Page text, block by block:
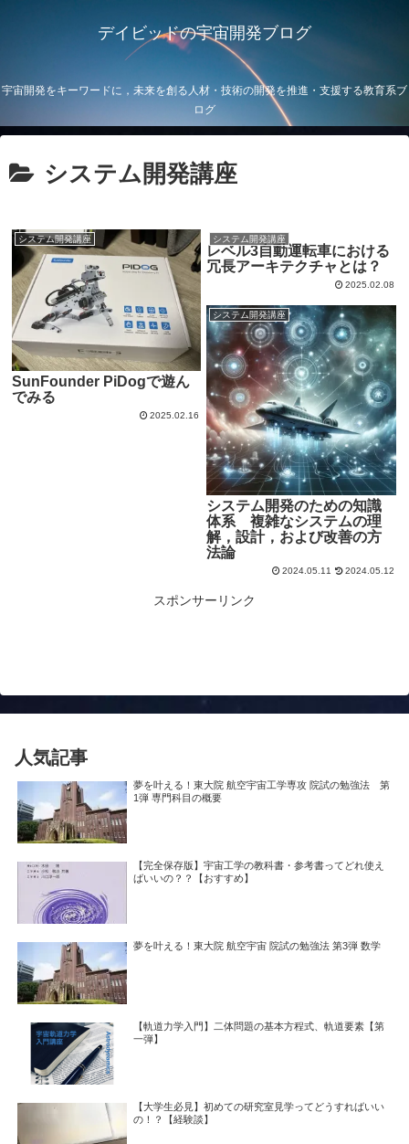
デイビッドの宇宙開発ブログ
宇宙開発をキーワードに，未来を創る人材・技術の開発を推進・支援する教育系ブ
ログ
システム開発講座
システム開発講座
SunFounder PiDogで遊ん
でみる
2025.02.16
システム開発講座
レベル3自動運転車における
冗長アーキテクチャとは？
2025.02.08
システム開発講座
システム開発のための知識
体系 複雑なシステムの理
解，設計，および改善の方
法論
2024.05.11 2024.05.12
スポンサーリンク
人気記事
夢を叶える！東大院 航空宇宙工学専攻 院試の勉強法 第
1弾 専門科目の概要
【完全保存版】宇宙工学の教科書・参考書ってどれ使え
ばいいの？？【おすすめ】
夢を叶える！東大院 航空宇宙 院試の勉強法 第3弾 数学
【軌道力学入門】二体問題の基本方程式、軌道要素【第
一弾】
【大学生必見】初めての研究室見学ってどうすればいい
の！？【経験談】